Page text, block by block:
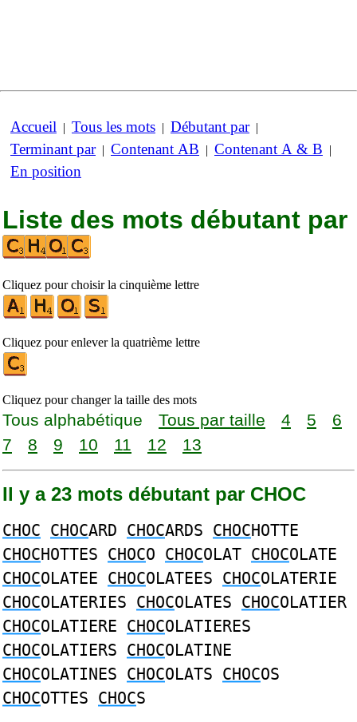
Accueil | Tous les mots | Débutant par|
Terminant par| Contenant AB | Contenant A & B |
En position
Liste des mots débutant par
Cliquez pour choisir la cinquième lettre
Cliquez pour enlever la quatrième lettre
Cliquez pour changer la taille des mots
Tous alphabétique Tous par taille 4 5
6
7
8 9 10 11 12 13
Il y a 23 mots débutant par CHOC
CHOC CHOCARD CHOCARDS CHOCHOTTE
CHOCHOTTES CHOCO CHOCOLAT CHOCOLATE
CHOCOLATEE CHOCOLATEES CHOCOLATERIE
CHOCOLATERIES CHOCOLATES CHOCOLATIER
CHOCOLATIERE CHOCOLATIERES
CHOCOLATIERS CHOCOLATINE
CHOCOLATINES CHOCOLATS CHOCOS
CHOCOTTES CHOCS